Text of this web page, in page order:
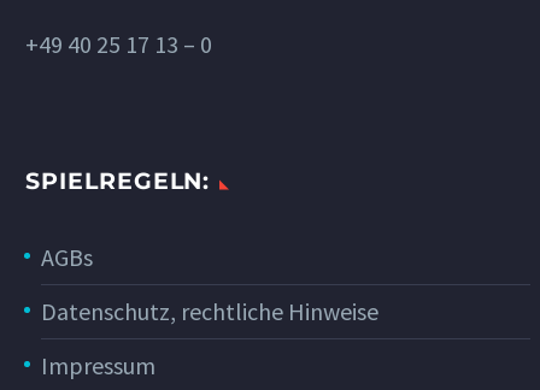
+49 40 25 17 13 – 0
SPIELREGELN:
AGBs
Datenschutz, rechtliche Hinweise
Impressum